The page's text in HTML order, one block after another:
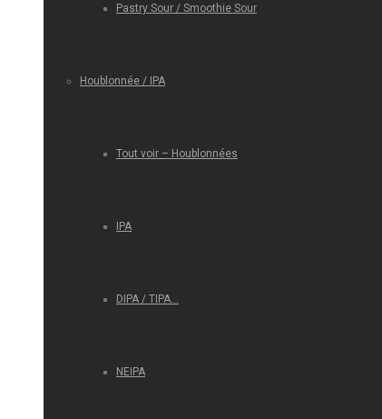
Pastry Sour / Smoothie Sour
Houblonnée / IPA
Tout voir – Houblonnées
IPA
DIPA / TIPA…
NEIPA